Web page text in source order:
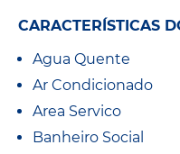
CARACTERÍSTICAS
Agua Quente
Ar Condicionado
Area Servico
Banheiro Social